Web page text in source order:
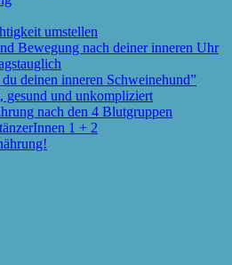
umstellen
Bewegung nach deiner inneren Uhr
deinen inneren Schweinehund”
gesund und unkompliziert
nach den 4 Blutgruppen
1 + 2